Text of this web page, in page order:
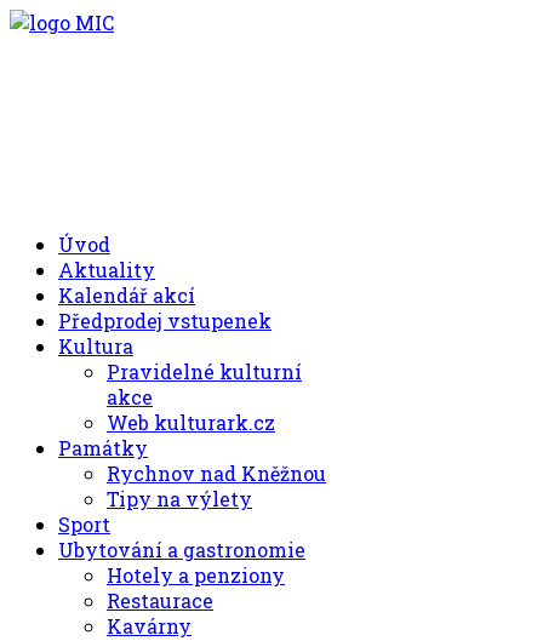
Úvod
Aktuality
Kalendář akcí
Předprodej vstupenek
Kultura
Pravidelné kulturní
akce
Web kulturark.cz
Památky
Rychnov nad Kněžnou
Tipy na výlety
Sport
Ubytování a gastronomie
Hotely a penziony
Restaurace
Kavárny